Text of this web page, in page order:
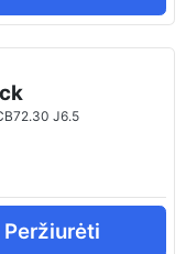
J6.5
Peržiurėti